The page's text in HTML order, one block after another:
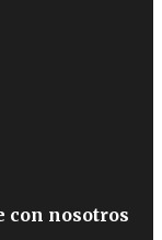
con nosotros